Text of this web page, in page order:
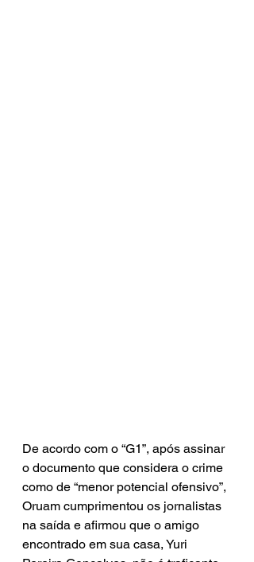
De acordo com o “G1”, após assinar
o documento que considera o crime
como de “menor potencial ofensivo”,
Oruam cumprimentou os jornalistas
na saída e afirmou que o amigo
encontrado em sua casa, Yuri